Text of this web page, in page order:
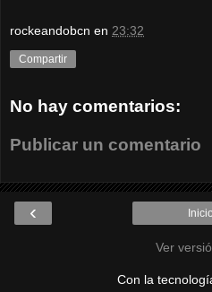
rockeandobcn en 23:32
Compartir
No hay comentarios:
Publicar un comentario
‹ Inicio
Ver
Con la